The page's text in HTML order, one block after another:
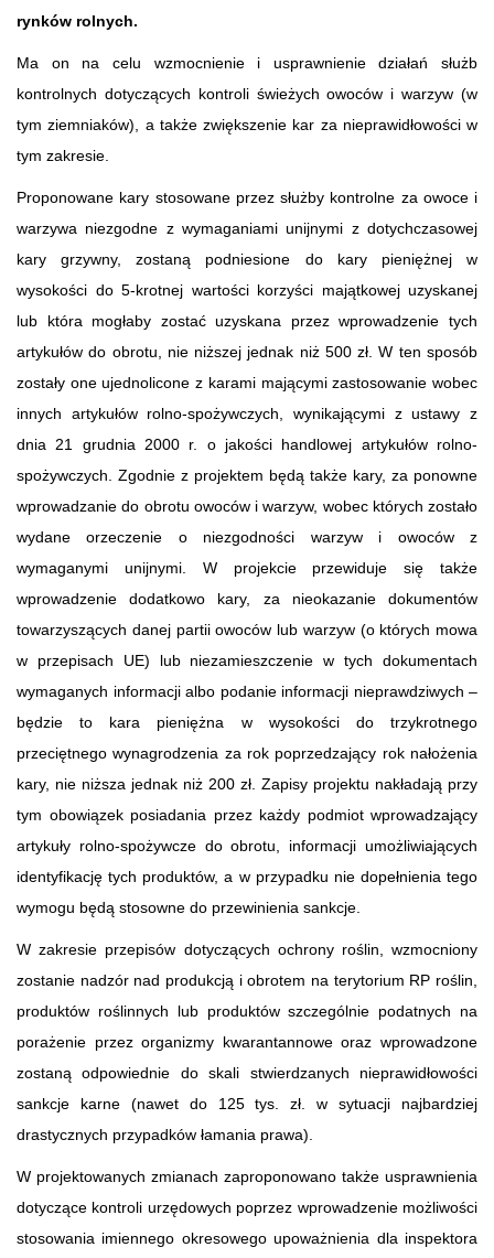
rynków rolnych.
Ma on na celu wzmocnienie i usprawnienie działań służb
kontrolnych dotyczących kontroli świeżych owoców i warzyw (w
tym ziemniaków), a także zwiększenie kar za nieprawidłowości w
tym zakresie.
Proponowane kary stosowane przez służby kontrolne za owoce i
warzywa niezgodne z wymaganiami unijnymi z dotychczasowej
kary grzywny, zostaną podniesione do kary pieniężnej w
wysokości do 5-krotnej wartości korzyści majątkowej uzyskanej
lub która mogłaby zostać uzyskana przez wprowadzenie tych
artykułów do obrotu, nie niższej jednak niż 500 zł. W ten sposób
zostały one ujednolicone z karami mającymi zastosowanie wobec
innych artykułów rolno-spożywczych, wynikającymi z ustawy z
dnia 21 grudnia 2000 r. o jakości handlowej artykułów rolno-
spożywczych. Zgodnie z projektem będą także kary, za ponowne
wprowadzanie do obrotu owoców i warzyw, wobec których zostało
wydane orzeczenie o niezgodności warzyw i owoców z
wymaganymi unijnymi. W projekcie przewiduje się także
wprowadzenie dodatkowo kary, za nieokazanie dokumentów
towarzyszących danej partii owoców lub warzyw (o których mowa
w przepisach UE) lub niezamieszczenie w tych dokumentach
wymaganych informacji albo podanie informacji nieprawdziwych –
będzie to kara pieniężna w wysokości do trzykrotnego
przeciętnego wynagrodzenia za rok poprzedzający rok nałożenia
kary, nie niższa jednak niż 200 zł. Zapisy projektu nakładają przy
tym obowiązek posiadania przez każdy podmiot wprowadzający
artykuły rolno-spożywcze do obrotu, informacji umożliwiających
identyfikację tych produktów, a w przypadku nie dopełnienia tego
wymogu będą stosowne do przewinienia sankcje.
W zakresie przepisów dotyczących ochrony roślin, wzmocniony
zostanie nadzór nad produkcją i obrotem na terytorium RP roślin,
produktów roślinnych lub produktów szczególnie podatnych na
porażenie przez organizmy kwarantannowe oraz wprowadzone
zostaną odpowiednie do skali stwierdzanych nieprawidłowości
sankcje karne (nawet do 125 tys. zł. w sytuacji najbardziej
drastycznych przypadków łamania prawa).
W projektowanych zmianach zaproponowano także usprawnienia
dotyczące kontroli urzędowych poprzez wprowadzenie możliwości
stosowania imiennego okresowego upoważnienia dla inspektora